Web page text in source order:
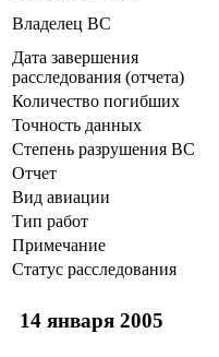
Владелец ВС
Дата завершения
расследования (отчета)
Количество погибших
Точность данных
Степень разрушения ВС
Отчет
Вид авиации
Тип работ
Примечание
Статус расследования
14 января 2005